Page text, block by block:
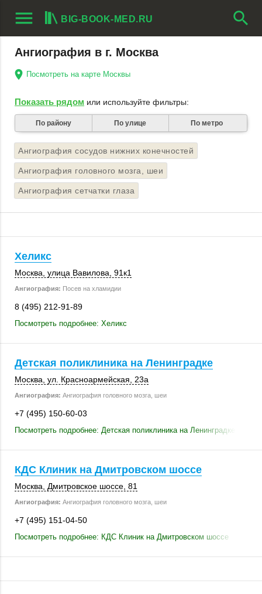
menu BIG-BOOK-MED.RU search
Ангиография в г. Москва
Посмотреть на карте Москвы
Показать рядом или используйте фильтры:
По району По улице По метро
Ангиография сосудов нижних конечностей
Ангиография головного мозга, шеи
Ангиография сетчатки глаза
Хеликс
Москва улица Вавилова 91к1
Ангиография: Посев на хламидии
8 (495) 212-91-89
Посмотреть подробнее: Хеликс
Детская поликлиника на Ленинградке
Москва ул. Красноармейская 23а
Ангиография: Ангиография головного мозга, шеи
+7 (495) 150-60-03
Посмотреть подробнее: Детская поликлиника на Ленинградке
КДС Клиник на Дмитровском шоссе
Москва , Дмитровское шоссе, 81
Ангиография: Ангиография головного мозга, шеи
+7 (495) 151-04-50
Посмотреть подробнее: КДС Клиник на Дмитровском шоссе